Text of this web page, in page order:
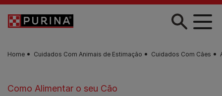
Skip to main content
Home Cuidados Com Animais de Estimação Cuidados Com Cães
Como Alimentar o seu Cão